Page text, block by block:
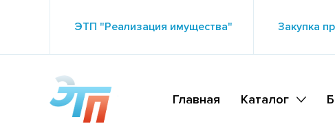
ЭТП "Реализация имущества" Закупка
Главная Каталог